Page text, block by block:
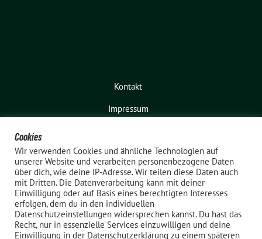
Kontakt
Impressum
Bündnis 90 / Die Grünen – Elmshorn
benutzt das
Cookies
Wir verwenden Cookies und ähnliche Technologien auf
unserer Website und verarbeiten personenbezogene Daten
über dich, wie deine IP-Adresse. Wir teilen diese Daten auch
mit Dritten. Die Datenverarbeitung kann mit deiner
Einwilligung oder auf Basis eines berechtigten Interesses
erfolgen, dem du in den individuellen
Datenschutzeinstellungen widersprechen kannst. Du hast das
Recht, nur in essenzielle Services einzuwilligen und deine
Einwilligung in der Datenschutzerklärung zu einem späteren